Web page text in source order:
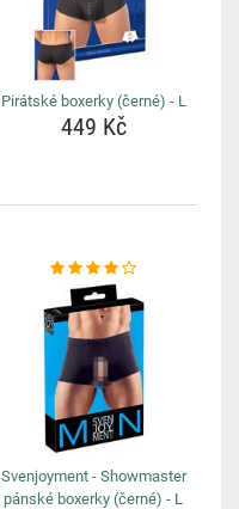
Pirátské boxerky (černé) - L
449 Kč
Svenjoyment - Showmaster
pánské boxerky (černé) - L